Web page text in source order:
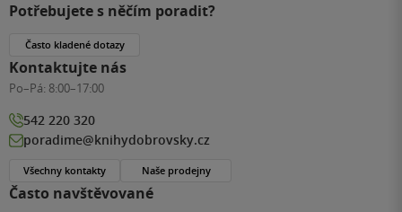
Často navštěvované
Potřebujete s něčím poradit?
Často kladené dotazy
Kontaktujte nás
Po–Pá: 8:00–17:00
542 220 320
poradime@knihydobrovsky.cz
Všechny kontakty Naše prodejny